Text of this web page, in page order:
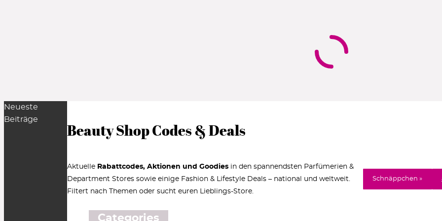
Beauty Shop Codes & Deals
Aktuelle Rabattcodes, Aktionen und Goodies in den spannendsten Parfümerien &
Department Stores sowie einige Fashion & Lifestyle Deals – national und weltweit.
Filtert nach Themen oder sucht euren Lieblings-Store.
Schnäppchen »
Categories
Neueste
Beiträge